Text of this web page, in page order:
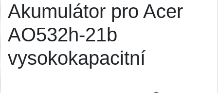
Akumulátor pro Acer
AO532h-21b
vysokokapacitní